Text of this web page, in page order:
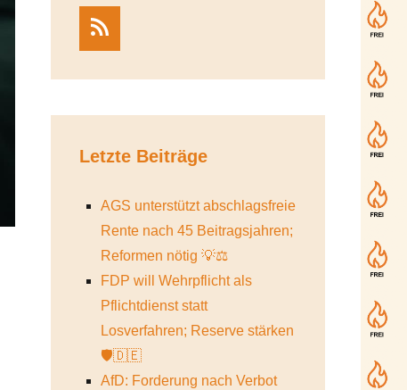
Letzte Beiträge
AGS unterstützt abschlagsfreie
Rente nach 45 Beitragsjahren;
Reformen nötig 💡⚖️
FDP will Wehrpflicht als
Pflichtdienst statt
Losverfahren; Reserve stärken
🛡️🇩🇪
AfD: Forderung nach Verbot